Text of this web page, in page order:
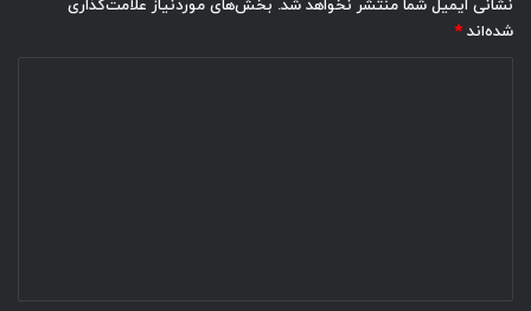
نشانی ایمیل شما منتشر نخواهد شد. بخش‌های موردنیاز علامت‌گذاری
شده‌اند *